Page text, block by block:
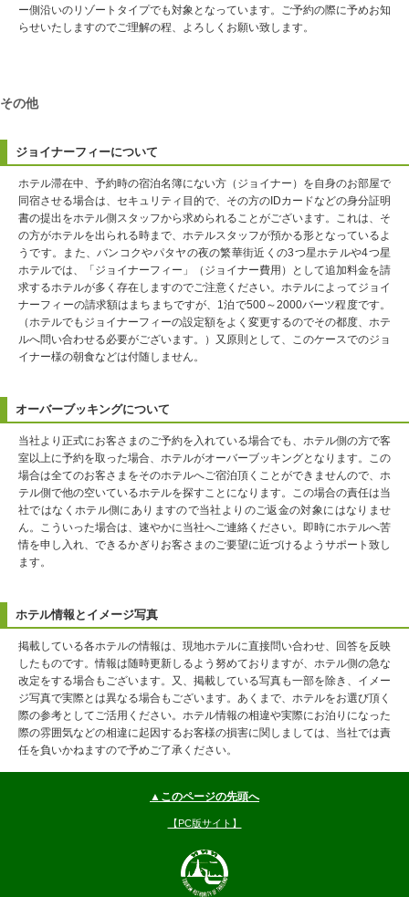
ー側沿いのリゾートタイプでも対象となっています。ご予約の際に予めお知
らせいたしますのでご理解の程、よろしくお願い致します。
その他
ジョイナーフィーについて
ホテル滞在中、予約時の宿泊名簿にない方（ジョイナー）を自身のお部屋で
同宿させる場合は、セキュリティ目的で、その方のIDカードなどの身分証明
書の提出をホテル側スタッフから求められることがございます。これは、そ
の方がホテルを出られる時まで、ホテルスタッフが預かる形となっているよ
うです。また、バンコクやパタヤの夜の繁華街近くの3つ星ホテルや4つ星
ホテルでは、「ジョイナーフィー」（ジョイナー費用）として追加料金を請
求するホテルが多く存在しますのでご注意ください。ホテルによってジョイ
ナーフィーの請求額はまちまちですが、1泊で500～2000バーツ程度です。
（ホテルでもジョイナーフィーの設定額をよく変更するのでその都度、ホテ
ルへ問い合わせる必要がございます。）又原則として、このケースでのジョ
イナー様の朝食などは付随しません。
オーバーブッキングについて
当社より正式にお客さまのご予約を入れている場合でも、ホテル側の方で客
室以上に予約を取った場合、ホテルがオーバーブッキングとなります。この
場合は全てのお客さまをそのホテルへご宿泊頂くことができませんので、ホ
テル側で他の空いているホテルを探すことになります。この場合の責任は当
社ではなくホテル側にありますので当社よりのご返金の対象にはなりませ
ん。こういった場合は、速やかに当社へご連絡ください。即時にホテルへ苦
情を申し入れ、できるかぎりお客さまのご要望に近づけるようサポート致し
ます。
ホテル情報とイメージ写真
掲載している各ホテルの情報は、現地ホテルに直接問い合わせ、回答を反映
したものです。情報は随時更新しるよう努めておりますが、ホテル側の急な
改定をする場合もございます。又、掲載している写真も一部を除き、イメー
ジ写真で実際とは異なる場合もございます。あくまで、ホテルをお選び頂く
際の参考としてご活用ください。ホテル情報の相違や実際にお泊りになった
際の雰囲気などの相違に起因するお客様の損害に関しましては、当社では責
任を負いかねますので予めご了承ください。
▲このページの先頭へ
【PC版サイト】